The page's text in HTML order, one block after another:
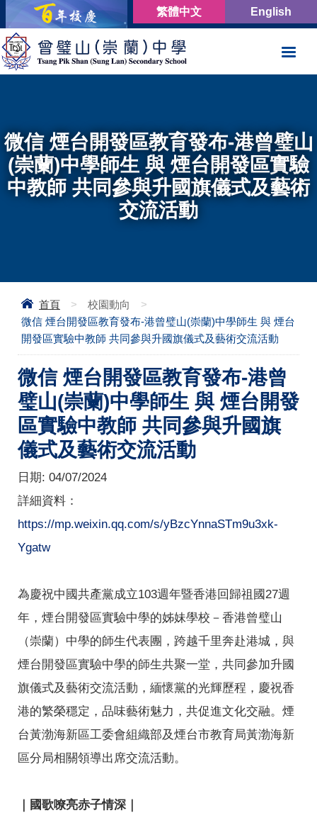
English
繁體中文
微信 煙台開發區教育發布-港曾璧山
(崇蘭)中學師生 與 煙台開發區實驗
中教師 共同參與升國旗儀式及藝術
交流活動
首頁 > 校園動向
>
微信 煙台開發區教育發布-港曾璧山(崇蘭)中學師生 與 煙台
開發區實驗中教師 共同參與升國旗儀式及藝術交流活動
微信 煙台開發區教育發布-港曾
璧山(崇蘭)中學師生 與 煙台開發
區實驗中教師 共同參與升國旗
儀式及藝術交流活動
日期: 04/07/2024
詳細資料：
https://mp.weixin.qq.com/s/yBzcYnnaSTm9u3xk-
Ygatw
為慶祝中國共產黨成立103週年暨香港回歸祖國27週
年，煙台開發區實驗中學的姊妹學校－香港曾璧山
（崇蘭）中學的師生代表團，跨越千里奔赴港城，與
煙台開發區實驗中學的師生共聚一堂，共同參加升國
旗儀式及藝術交流活動，緬懷黨的光輝歷程，慶祝香
港的繁榮穩定，品味藝術魅力，共促進文化交融。煙
台黃渤海新區工委會組織部及煙台市教育局黃渤海新
區分局相關領導出席交流活動。
｜國歌嘹亮赤子情深｜